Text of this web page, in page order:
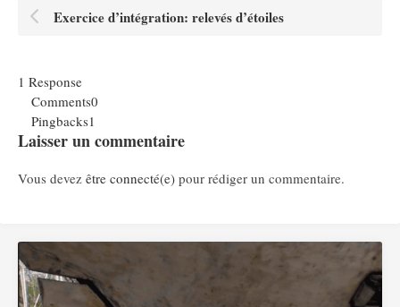
Exercice d’intégration: relevés d’étoiles
1 Response
Comments0
Pingbacks1
Laisser un commentaire
Vous devez être connecté(e) pour rédiger un commentaire.